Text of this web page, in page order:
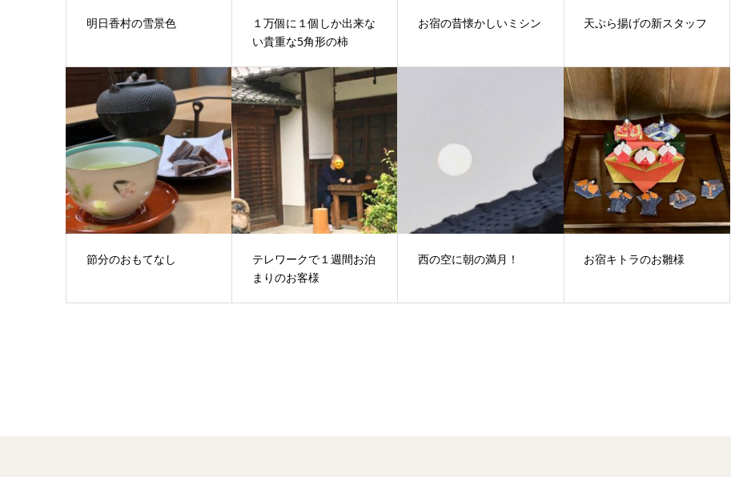
明日香村の雪景色
１万個に１個しか出来な
い貴重な5角形の柿
お宿の昔懐かしいミシン 天ぷら揚げの新スタッフ
節分のおもてなし
テレワークで１週間お泊
まりのお客様
西の空に朝の満月！ お宿キトラのお雛様